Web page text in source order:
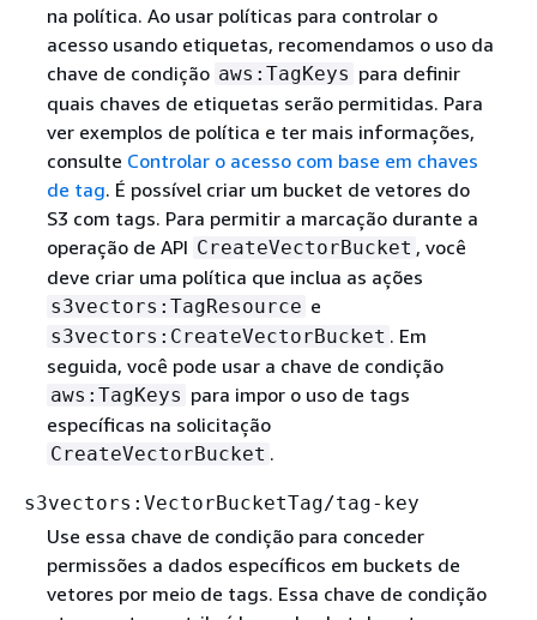
na política. Ao usar políticas para controlar o
acesso usando etiquetas, recomendamos o uso da
chave de condição aws:TagKeys para definir
quais chaves de etiquetas serão permitidas. Para
ver exemplos de política e ter mais informações,
consulte Controlar o acesso com base em chaves
de tag. É possível criar um bucket de vetores do
S3 com tags. Para permitir a marcação durante a
operação de API CreateVectorBucket , você
deve criar uma política que inclua as ações
s3vectors:TagResource e
s3vectors:CreateVectorBucket . Em
seguida, você pode usar a chave de condição
aws:TagKeys para impor o uso de tags
específicas na solicitação
CreateVectorBucket .
s3vectors:VectorBucketTag/tag-key
Use essa chave de condição para conceder
permissões a dados específicos em buckets de
vetores por meio de tags. Essa chave de condição